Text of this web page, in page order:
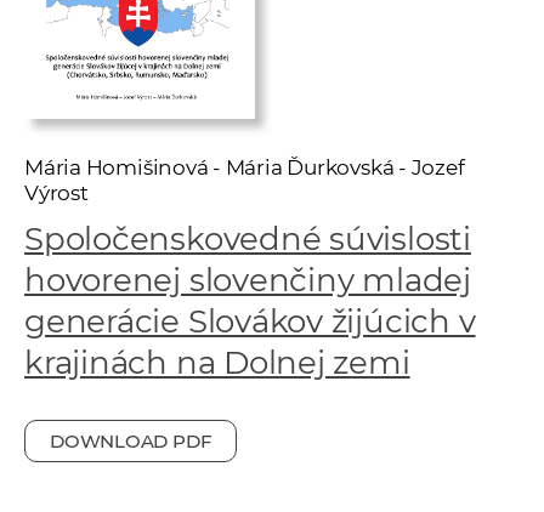
Mária Homišinová - Mária Ďurkovská - Jozef
Výrost
Spoločenskovedné súvislosti
hovorenej slovenčiny mladej
generácie Slovákov žijúcich v
krajinách na Dolnej zemi
DOWNLOAD PDF